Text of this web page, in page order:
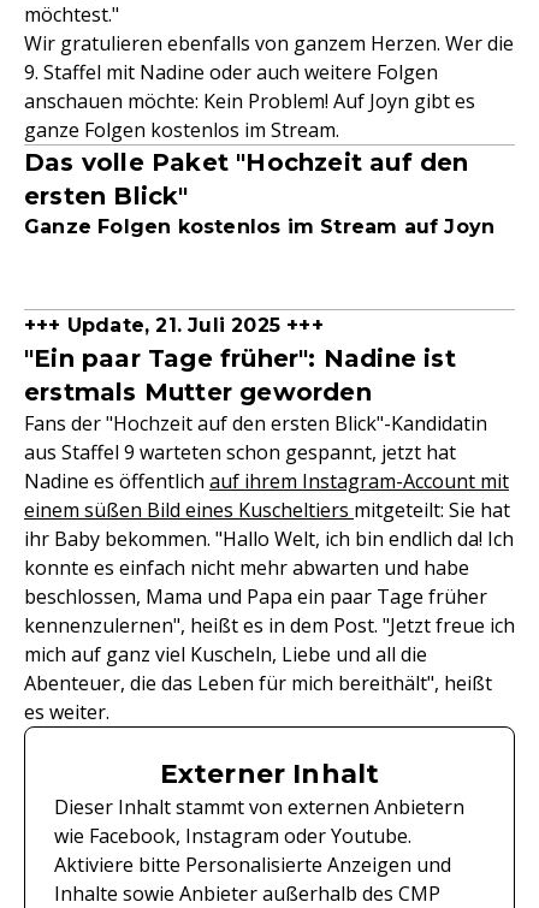
möchtest."
Wir gratulieren ebenfalls von ganzem Herzen. Wer die
9. Staffel mit Nadine oder auch weitere Folgen
anschauen möchte: Kein Problem! Auf Joyn gibt es
ganze Folgen kostenlos im Stream.
Das volle Paket "Hochzeit auf den
ersten Blick"
Ganze Folgen kostenlos im Stream auf Joyn
+++ Update, 21. Juli 2025 +++
"Ein paar Tage früher": Nadine ist
erstmals Mutter geworden
Fans der "Hochzeit auf den ersten Blick"-Kandidatin
aus Staffel 9 warteten schon gespannt, jetzt hat
Nadine es öffentlich auf ihrem Instagram-Account mit
einem süßen Bild eines Kuscheltiers mitgeteilt: Sie hat
ihr Baby bekommen. "Hallo Welt, ich bin endlich da! Ich
konnte es einfach nicht mehr abwarten und habe
beschlossen, Mama und Papa ein paar Tage früher
kennenzulernen", heißt es in dem Post. "Jetzt freue ich
mich auf ganz viel Kuscheln, Liebe und all die
Abenteuer, die das Leben für mich bereithält", heißt
es weiter.
Externer Inhalt
Dieser Inhalt stammt von externen Anbietern
wie Facebook, Instagram oder Youtube.
Aktiviere bitte Personalisierte Anzeigen und
Inhalte sowie Anbieter außerhalb des CMP